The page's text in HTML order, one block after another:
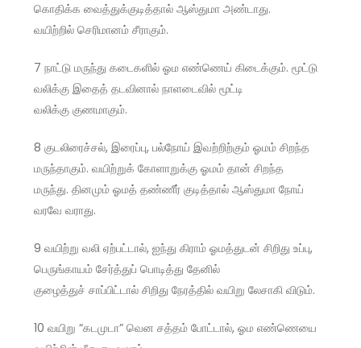
கொதிக்க வைத்துக்குடித்தால் ஆஸ்துமா அண்டாது.
வயிற்றில் செரிமானம் சீராகும்.
7 நாட்டு மருந்து கடைகளில் ஓம எண்ணெய் கிடைக்கும். மூட்டு
வலிக்கு இதைத் தடவினால் நாளடைவில் மூட்டி
வலிக்கு குணமாகும்.
8 குடலிரைச்சல், இரைப்பு, பல்நோய் இவற்றிற்கும் ஓமம் சிறந்த
மருந்தாகும். வயிற்றுக் கோளாறுக்கு ஓமம் தான் சிறந்த
மருந்து. தினமும் ஓமத் தண்ணீர் குடித்தால் ஆஸ்துமா நோய்
வரவே வராது.
9 வயிற்று வலி ஏற்பட்டால், ஐந்து கிராம் ஓமத்துடன் சிறிது உப்பு,
பெருங்காயம் சேர்த்துப் பொடித்து தேனில்
குழைத்துச் சாப்பிட்டால் சிறிது நேரத்தில் வயிறு லேசாகி விடும்.
10 வயிறு “கடமுடா” வென சத்தம் போட்டால், ஓம எண்ணெயை